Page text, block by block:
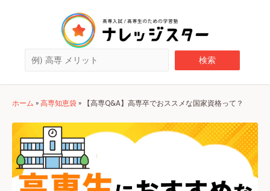
ホーム »高専知恵袋» 【高専Q&A】高専卒でおススメな国家資格って？